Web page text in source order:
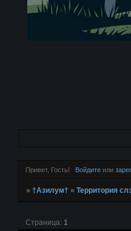
Привет, Гость! Войдитеили
»†Азилум† »Территория
Страница: 1